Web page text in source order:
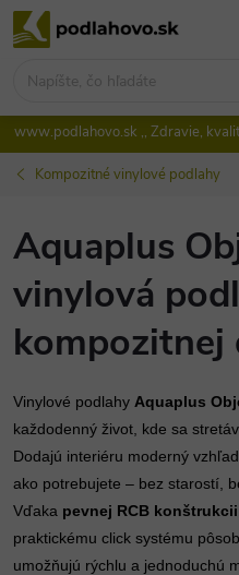
Prejsť
na
www.podlahovo.sk ,, Zdravie,
Kompozitné vinylové podlahy
Aquaplus
vinylová
kompozitnej
Vinylové podlahy Aquaplus
každodenný život, kde sa
Dodajú interiéru moderný
ako potrebujete – bez starostí,
Vďaka pevnej RCB konštrukcii
praktickému click systému
umožňujú rýchlu a jednoduchú